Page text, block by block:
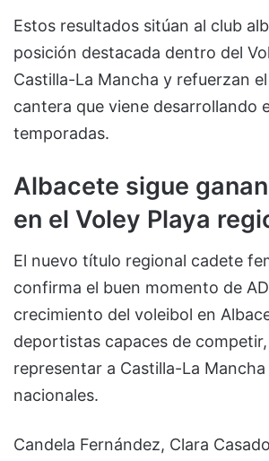
Estos resultados sitúan al club
posición destacada dentro del
Castilla-La Mancha y refuerzan
cantera que viene desarrollando
temporadas.
Albacete sigue
en el Voley Playa
El nuevo título regional cadete
confirma el buen momento de
crecimiento del voleibol en
deportistas capaces de
representar a Castilla-La
nacionales.
Candela Fernández, Clara